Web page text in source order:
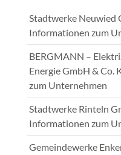
Stadtwerke Neuwied
Informationen zum
BERGMANN –
Energie GmbH & Co.
zum Unternehmen
Stadtwerke Rinteln
Informationen zum
Gemeindewerke